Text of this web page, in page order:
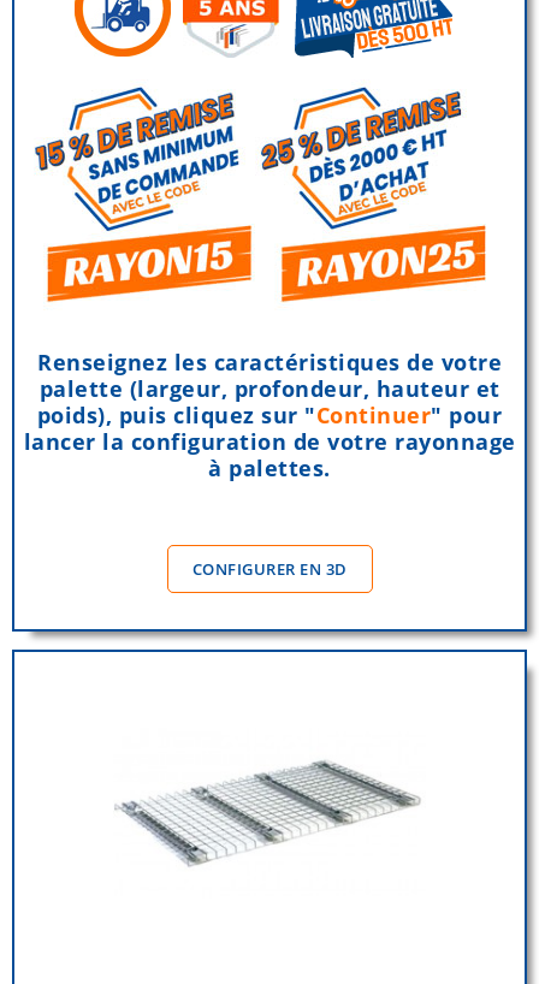
Renseignez les caractéristiques de votre
palette (largeur, profondeur, hauteur et
poids), puis cliquez sur "Continuer" pour
lancer la configuration de votre rayonnage
à palettes.
CONFIGURER EN 3D